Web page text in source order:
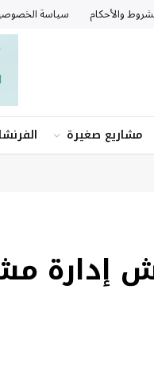
والأحكام سياسة
مشاريع صغيرة
إدارة